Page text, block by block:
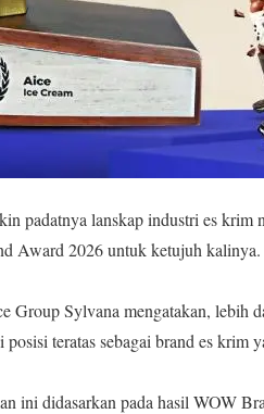
padatnya lanskap industri es
Award 2026 untuk ketujuh kalinya.
Group Sylvana mengatakan, lebih
teratas sebagai brand es
ini didasarkan pada hasil WOW